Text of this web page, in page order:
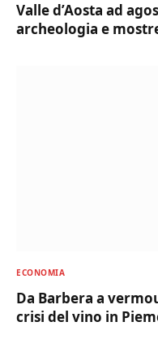
Valle d’Aosta ad
archeologia e
ECONOMIA
Da Barbera a
crisi del vino in